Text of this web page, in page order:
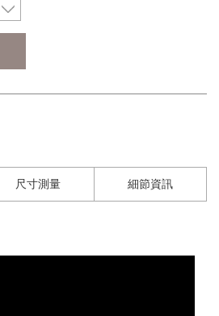
尺寸測量 細節資訊